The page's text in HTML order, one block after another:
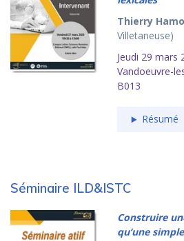
Thierry
Villetaneuse)
Jeudi 29 mars
Vandoeuvre-
B013
Résumé
Séminaire ILD&ISTC
Construire
qu’une